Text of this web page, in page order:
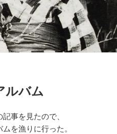
ルバム
事を見たので、
を漁りに行った。